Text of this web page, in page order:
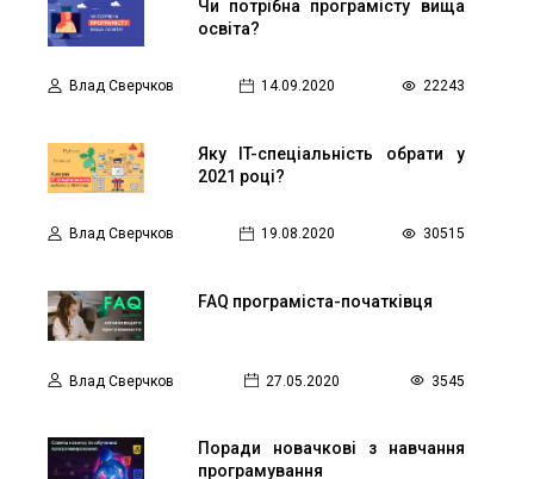
Чи потрібна програмісту вища
освіта?
Влад Сверчков 14.09.2020 22243
Яку IT-спеціальність обрати у
2021 році?
Влад Сверчков 19.08.2020 30515
FAQ програміста-початківця
Влад Сверчков 27.05.2020 3545
Поради новачкові з навчання
програмування